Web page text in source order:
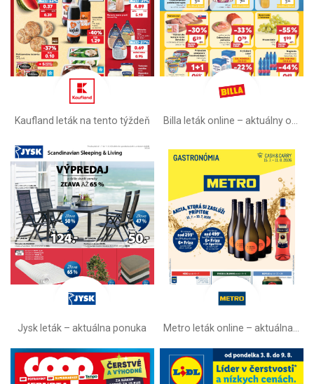
Kaufland leták na tento týždeň
Jysk leták – aktuálna ponuka